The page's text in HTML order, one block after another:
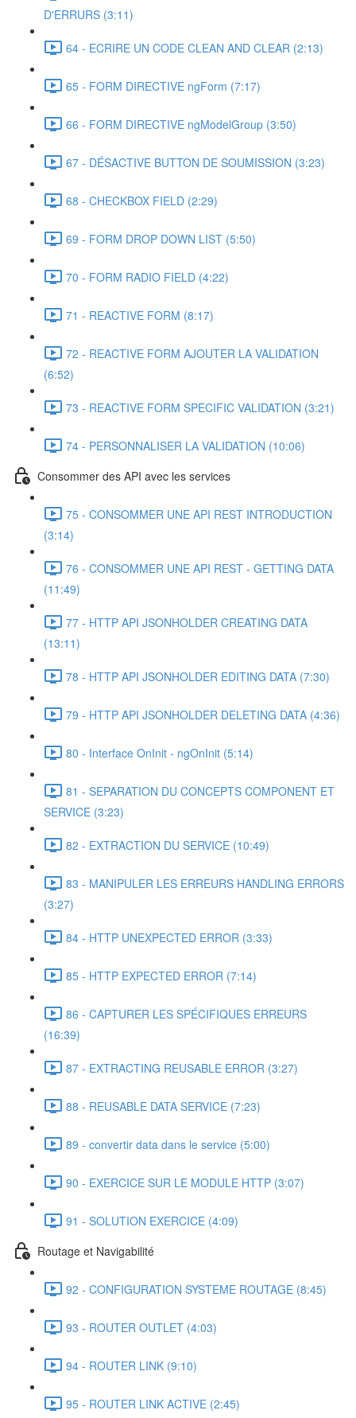
D'ERRURS (3:11)
64 - ECRIRE UN CODE CLEAN AND CLEAR (2:13)
65 - FORM DIRECTIVE ngForm (7:17)
66 - FORM DIRECTIVE ngModelGroup (3:50)
67 - DÉSACTIVE BUTTON DE SOUMISSION (3:23)
68 - CHECKBOX FIELD (2:29)
69 - FORM DROP DOWN LIST (5:50)
70 - FORM RADIO FIELD (4:22)
71 - REACTIVE FORM (8:17)
72 - REACTIVE FORM AJOUTER LA VALIDATION
(6:52)
73 - REACTIVE FORM SPECIFIC VALIDATION (3:21)
74 - PERSONNALISER LA VALIDATION (10:06)
Consommer des API avec les services
75 - CONSOMMER UNE API REST INTRODUCTION
(3:14)
76 - CONSOMMER UNE API REST - GETTING DATA
(11:49)
77 - HTTP API JSONHOLDER CREATING DATA
(13:11)
78 - HTTP API JSONHOLDER EDITING DATA (7:30)
79 - HTTP API JSONHOLDER DELETING DATA (4:36)
80 - Interface OnInit - ngOnInit (5:14)
81 - SEPARATION DU CONCEPTS COMPONENT ET
SERVICE (3:23)
82 - EXTRACTION DU SERVICE (10:49)
83 - MANIPULER LES ERREURS HANDLING ERRORS
(3:27)
84 - HTTP UNEXPECTED ERROR (3:33)
85 - HTTP EXPECTED ERROR (7:14)
86 - CAPTURER LES SPÉCIFIQUES ERREURS
(16:39)
87 - EXTRACTING REUSABLE ERROR (3:27)
88 - REUSABLE DATA SERVICE (7:23)
89 - convertir data dans le service (5:00)
90 - EXERCICE SUR LE MODULE HTTP (3:07)
91 - SOLUTION EXERCICE (4:09)
Routage et Navigabilité
92 - CONFIGURATION SYSTEME ROUTAGE (8:45)
93 - ROUTER OUTLET (4:03)
94 - ROUTER LINK (9:10)
95 - ROUTER LINK ACTIVE (2:45)